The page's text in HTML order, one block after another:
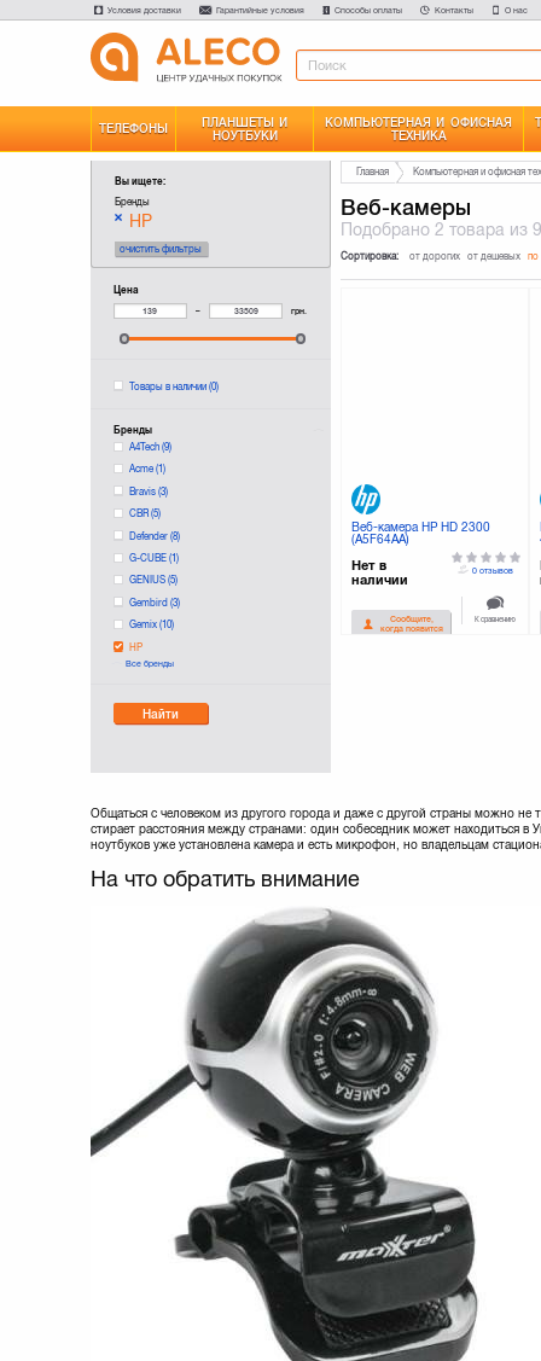
Условия доставки Гарантийные условия Способы оплаты Контакты О нас
ТЕЛЕФОНЫ
ПЛАНШЕТЫ И
НОУТБУКИ
КОМПЬЮТЕРНАЯ И ОФИСНАЯ
ТЕХНИКА
Вы ищете:
Бренды
HP
очистить фильтры
Цена
– грн.
Товары в наличии(0)
Бренды
A4Tech(9)
Acme(1)
Bravis(3)
CBR(5)
Defender(8)
G-CUBE(1)
GENIUS(5)
Gembird(3)
Gemix(10)
HP
LOGITECH
Maxxter(1)
Все бренды
Найти
Главная Компьютерная и офисная
Веб-камеры
Подобрано2 товара из
Сортировка: от дорогих от дешевых по
Веб-камера HP HD 2300
(A5F64AA)
Нет в
наличии
Сообщите,
когда появится
0 отзывов
К сравнению
Общаться с человеком из другого города и даже с другой страны можно
стирает расстояния между странами: один собеседник может находиться
ноутбуков уже установлена камера и есть микрофон, но владельцам
На что обратить внимание